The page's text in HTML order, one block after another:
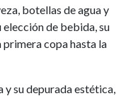
botellas de agua y
de bebida, su
copa hasta la
y su depurada estética,